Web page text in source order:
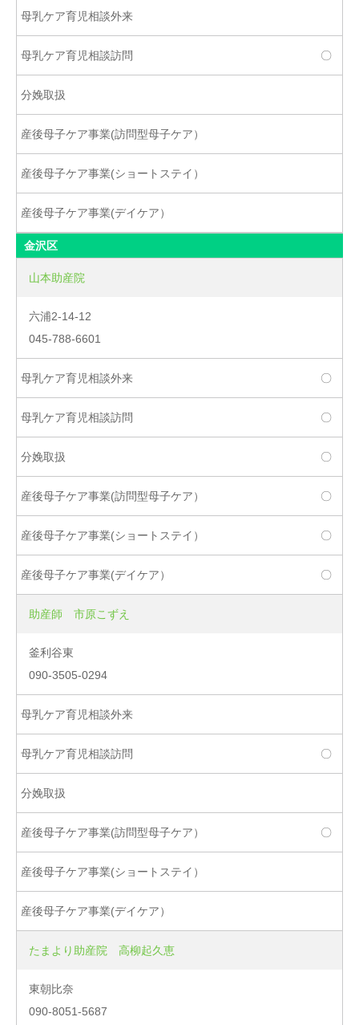
〇
金沢区
山本助産院
六浦2-14-12
045-788-6601
〇
〇
〇
〇
〇
〇
助産師 市原こずえ
釜利谷東
090-3505-0294
〇
〇
たまより助産院 高柳起久恵
東朝比奈
090-8051-5687